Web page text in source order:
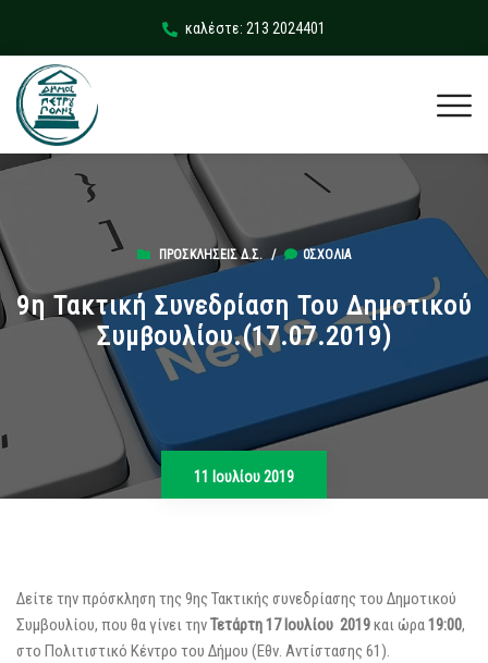
καλέστε: 213 2024401
ΠΡΟΣΚΛΉΣΕΙΣ Δ.Σ. / 0ΣΧΌΛΙΑ
9η Τακτική Συνεδρίαση Του Δημοτικού
Συμβουλίου.(17.07.2019)
11 Ιουλίου 2019
Δείτε την πρόσκληση της 9ης Τακτικής συνεδρίασης του Δημοτικού
Συμβουλίου, που θα γίνει τηνΤετάρτη 17 Ιουλίου 2019και ώρα19:00,
στο Πολιτιστικό Κέντρο του Δήμου (Εθν. Αντίστασης 61).